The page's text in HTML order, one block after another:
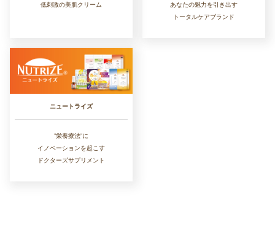
低刺激の美肌クリーム
あなたの魅力を引き出す
トータルケアブランド
ニュートライズ
”栄養療法”に
イノベーションを起こす
ドクターズサプリメント